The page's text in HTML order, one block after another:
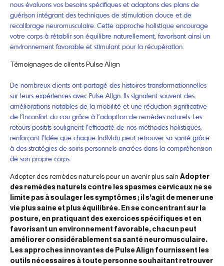
nous évaluons vos besoins spécifiques et adaptons des plans de
guérison intégrant des techniques de stimulation douce et de
recalibrage neuromusculaire. Cette approche holistique encourage
votre corps à rétablir son équilibre naturellement, favorisant ainsi un
environnement favorable et stimulant pour la récupération.
Témoignages de clients Pulse Align
De nombreux clients ont partagé des histoires transformationnelles
sur leurs expériences avec Pulse Align. Ils signalent souvent des
améliorations notables de la mobilité et une réduction significative
de l’inconfort du cou grâce à l’adoption de remèdes naturels. Les
retours positifs soulignent l’efficacité de nos méthodes holistiques,
renforçant l’idée que chaque individu peut retrouver sa santé grâce
à des stratégies de soins personnels ancrées dans la compréhension
de son propre corps.
Adopter des remèdes naturels pour un avenir plus sain Adopter
des remèdes naturels contre les spasmes cervicaux ne se
limite pas à soulager les symptômes ; il s’agit de mener une
vie plus saine et plus équilibrée. En se concentrant sur la
posture, en pratiquant des exercices spécifiques et en
favorisant un environnement favorable, chacun peut
améliorer considérablement sa santé neuromusculaire.
Les approches innovantes de Pulse Align fournissent les
outils nécessaires à toute personne souhaitant retrouver